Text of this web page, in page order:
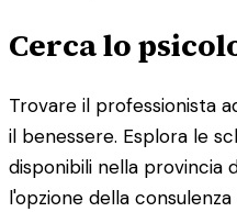
Cerca lo
Trovare il professionista
il benessere. Esplora le
disponibili nella provincia
l'opzione della